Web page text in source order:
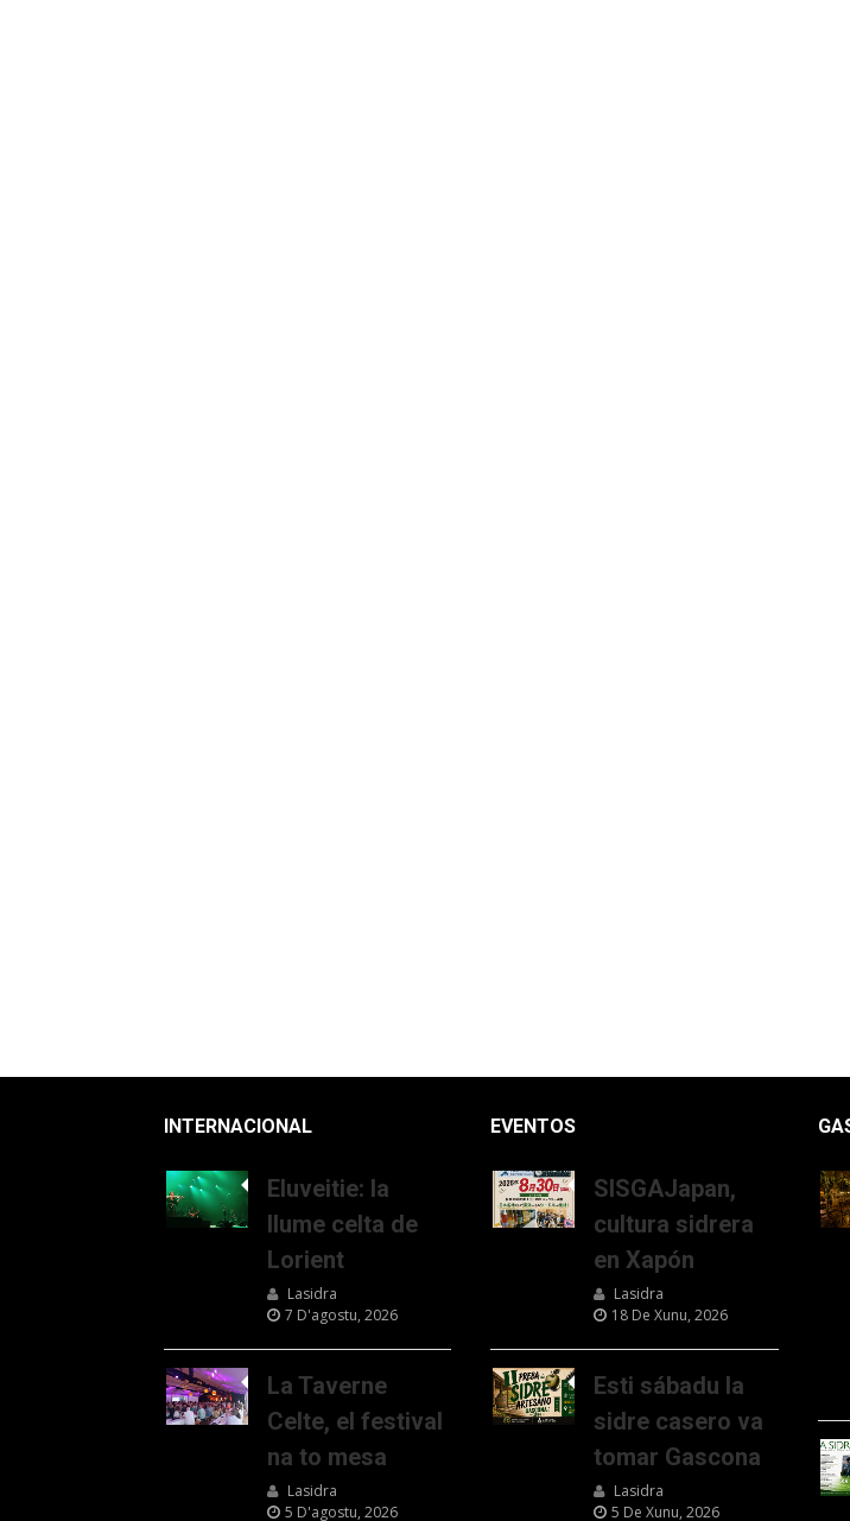
INTERNACIONAL
Eluveitie: la
llume celta de
Lorient
Lasidra
7 D'agostu, 2026
La Taverne
Celte, el festival
na to mesa
Lasidra
5 D'agostu, 2026
EVENTOS
SISGAJapan,
cultura sidrera
en Xapón
Lasidra
18 De Xunu, 2026
Esti sábadu la
sidre casero va
tomar Gascona
Lasidra
5 De Xunu, 2026